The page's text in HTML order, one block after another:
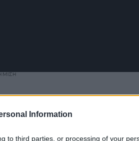
Information
to third parties, or processing of your